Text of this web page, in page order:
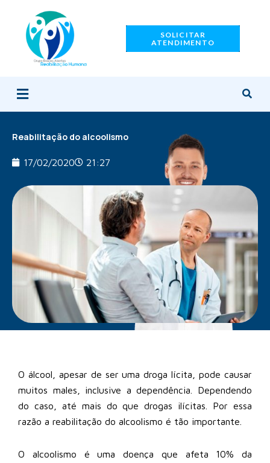
conteúdo
SOLICITAR
ATENDIMENTO
Menu
Reabilitação do alcoolismo
17/02/2020 21:27
O álcool, apesar de ser uma droga lícita, pode causar
muitos males, inclusive a dependência. Dependendo
do caso, até mais do que drogas ilícitas. Por essa
razão a reabilitação do alcoolismo é tão importante.
O alcoolismo é uma doença que afeta 10% da